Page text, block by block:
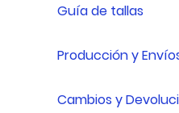
Guía de tallas
Producción y
Cambios y